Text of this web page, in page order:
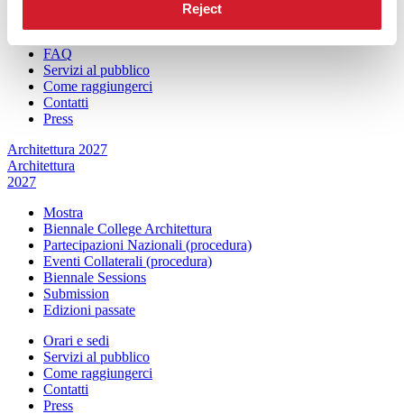
Reject
FAQ
Servizi al pubblico
Come raggiungerci
Contatti
Press
Architettura 2027
Architettura
2027
Mostra
Biennale College Architettura
Partecipazioni Nazionali (procedura)
Eventi Collaterali (procedura)
Biennale Sessions
Submission
Edizioni passate
Orari e sedi
Servizi al pubblico
Come raggiungerci
Contatti
Press